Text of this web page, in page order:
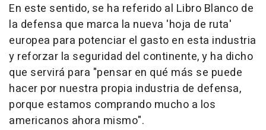
En este sentido, se ha referido al Libro Blanco de
la defensa que marca la nueva 'hoja de ruta'
europea para potenciar el gasto en esta industria
y reforzar la seguridad del continente, y ha dicho
que servirá para "pensar en qué más se puede
hacer por nuestra propia industria de defensa,
porque estamos comprando mucho a los
americanos ahora mismo".